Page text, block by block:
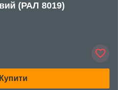
(РАЛ 8019)
Купити